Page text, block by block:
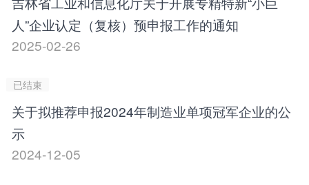
人”企业认定（复核）预申报工作的通知
2025-02-26
已结束
关于拟推荐申报2024年制造业单项冠军企业的公
示
2024-12-05